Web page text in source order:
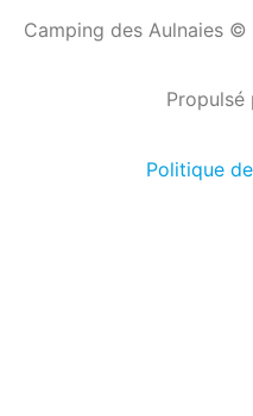
Camping des Aulnaies
Propulsé
Politique